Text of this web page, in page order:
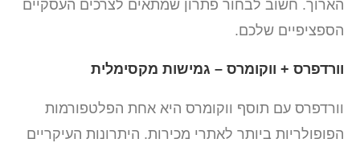
הארוך. חשוב לבחור פתרון שמתאים לצרכים העסקיים
הספציפיים שלכם.
וורדפרס + ווקומרס – גמישות מקסימלית
וורדפרס עם תוסף ווקומרס היא אחת הפלטפורמות
הפופולריות ביותר לאתרי מכירות. היתרונות העיקריים